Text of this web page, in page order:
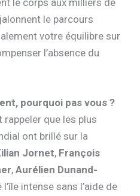
le parcours
votre équilibre sur
l’absence du
pourquoi pas vous ?
que les plus
ont brillé sur la
Jornet, François
,Aurélien Dunand-
intense sans l’aide de